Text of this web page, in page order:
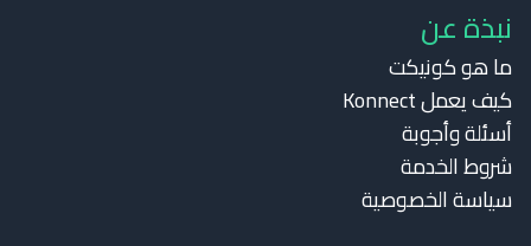
نبذة عن
ما هو كونيكت
كيف يعمل Konnect
أسئلة وأجوبة
شروط الخدمة
سياسة الخصوصية